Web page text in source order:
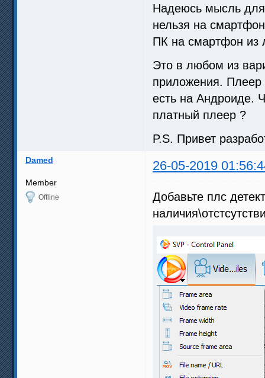
Надеюсь мысль
нельзя на
ПК на смартфон из
Это в любом из
приложения. Плеер
есть на Андроиде.
платный плеер ?
P.S. Привет
Damed 26-05-2019
Member
Offline
Добавьте плс